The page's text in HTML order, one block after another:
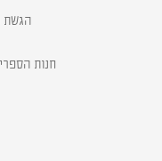
הגשת
חנות